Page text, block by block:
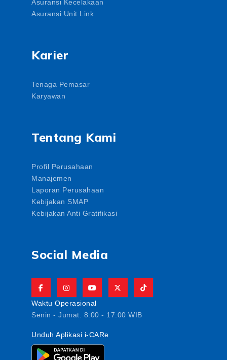
Asuransi Kecelakaan
Asuransi Unit Link
Karier
Tenaga Pemasar
Karyawan
Tentang Kami
Profil Perusahaan
Manajemen
Laporan Perusahaan
Kebijakan SMAP
Kebijakan Anti Gratifikasi
Social Media
Waktu Operasional
Senin - Jumat. 8:00 - 17:00 WIB
Unduh Aplikasi i-CARe